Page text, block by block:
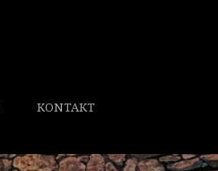
KONTAKT